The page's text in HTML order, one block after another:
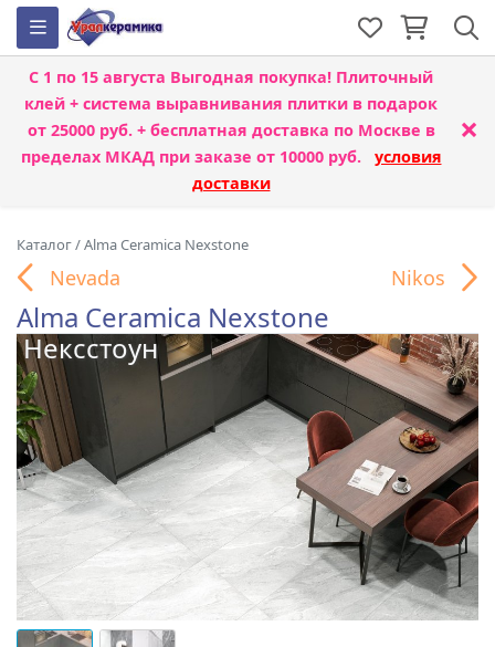
С 1 по 15 августа Выгодная покупка! Плиточный
клей + система выравнивания плитки в подарок
от 25000 руб. + бесплатная доставка по Москве в
пределах МКАД при заказе от 10000 руб. условия
доставки
×
Каталог/Alma Ceramica Nexstone
Nevada Nikos
Alma Ceramica Nexstone
Нексстоун